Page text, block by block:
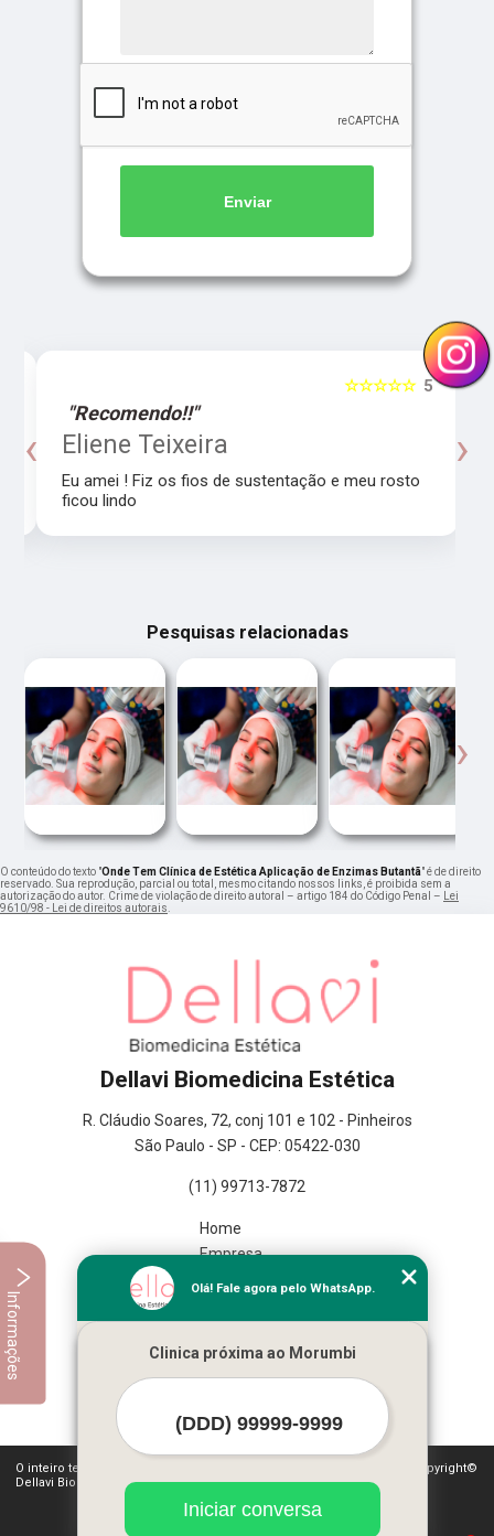
Enviar
5
☆☆☆☆☆
"Recomendo!!"
Eliene Teixeira
Eu amei ! Fiz os fios de sustentação e meu rosto
ficou lindo
‹ ›
Pesquisas relacionadas
‹ ›
O conteúdo do texto "Onde Tem Clínica de Estética Aplicação de Enzimas Butantã" é de direito
reservado. Sua reprodução, parcial ou total, mesmo citando nossos links, é proibida sem a
autorização do autor. Crime de violação de direito autoral – artigo 184 do Código Penal –
Lei
9610/98 - Lei de direitos autorais
Dellavi Biomedicina Estética
R. Cláudio Soares, 72, conj 101 e 102 - Pinheiros
São Paulo - SP - CEP: 05422-030
(11) 99713-7872
Home
Empresa
Mapa do site
Mais Serviços
O inteiro teor deste site está sujeito à proteção de direitos autorais. Copyright©
Dellavi Biomedicina Estética (Lei 9610 de 19/02/1998)
Olá! Fale agora pelo WhatsApp.
Clinica próxima ao Morumbi
Iniciar conversa
Informações